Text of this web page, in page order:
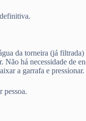
da torneira (já filtrada)
Não há necessidade de
a garrafa e pressionar.
pessoa.